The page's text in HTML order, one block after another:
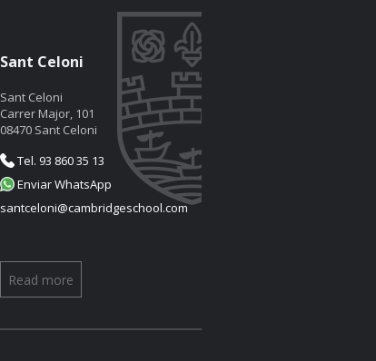
Sant Celoni
Sant Celoni
Carrer Major, 101
08470 Sant Celoni
Tel. 93 860 35 13
Enviar WhatsApp
santceloni@cambridgeschool.com
Read more